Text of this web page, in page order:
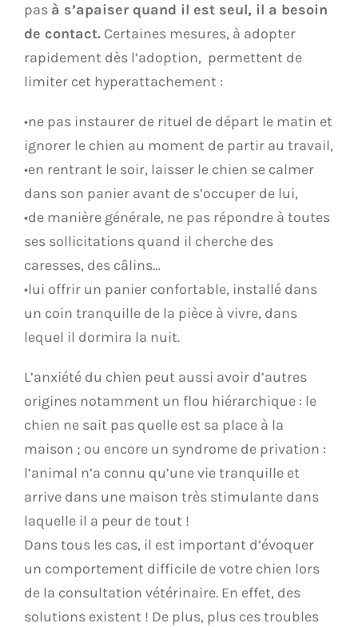
pas à s’apaiser quand il est seul, il a besoin
de contact. Certaines mesures, à adopter
rapidement dès l’adoption, permettent de
limiter cet hyperattachement :
•ne pas instaurer de rituel de départ le matin et
ignorer le chien au moment de partir au travail,
•en rentrant le soir, laisser le chien se calmer
dans son panier avant de s’occuper de lui,
•de manière générale, ne pas répondre à toutes
ses sollicitations quand il cherche des
caresses, des câlins…
•lui offrir un panier confortable, installé dans
un coin tranquille de la pièce à vivre, dans
lequel il dormira la nuit.
L’anxiété du chien peut aussi avoir d’autres
origines notamment un flou hiérarchique : le
chien ne sait pas quelle est sa place à la
maison ; ou encore un syndrome de privation :
l’animal n’a connu qu’une vie tranquille et
arrive dans une maison très stimulante dans
laquelle il a peur de tout !
Dans tous les cas, il est important d’évoquer
un comportement difficile de votre chien lors
de la consultation vétérinaire. En effet, des
solutions existent ! De plus, plus ces troubles